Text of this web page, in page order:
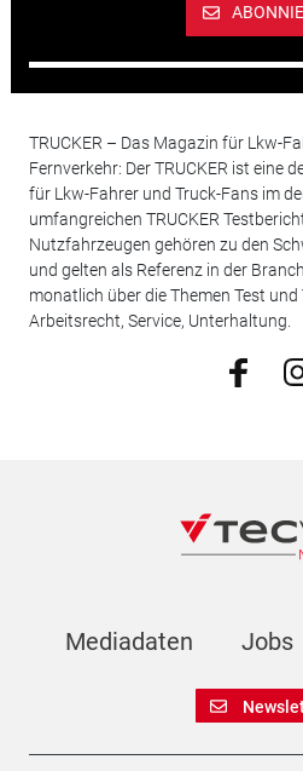
TRUCKER – Das Magazin für Lkw-
Fernverkehr: Der TRUCKER ist eine
für Lkw-Fahrer und Truck-Fans im
umfangreichen TRUCKER
Nutzfahrzeugen gehören zu den
und gelten als Referenz in der
monatlich über die Themen Test und
Arbeitsrecht, Service, Unterhaltung.
Mediadaten Jobs